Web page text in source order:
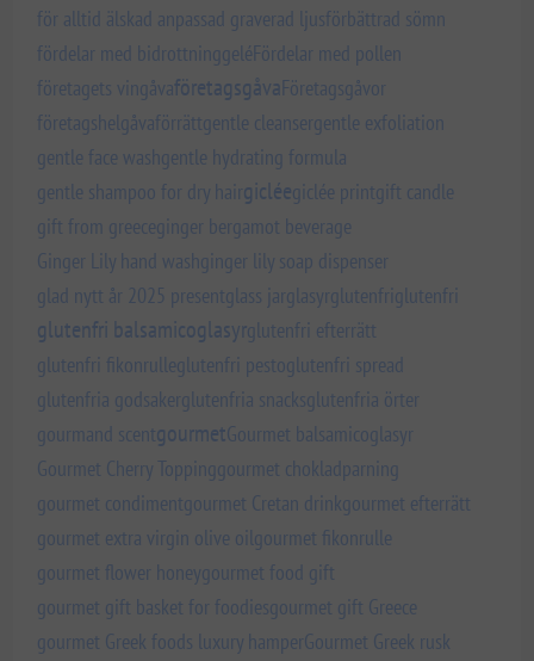
för alltid älskad anpassad graverad ljusförbättrad sömn
fördelar med bidrottninggeléFördelar med pollen
företagets vingåvaföretagsgåvaFöretagsgåvor
företagshelgåvaförrättgentle cleansergentle exfoliation
gentle face washgentle hydrating formula
gentle shampoo for dry hairgicléegiclée printgift candle
gift from greeceginger bergamot beverage
Ginger Lily hand washginger lily soap dispenser
glad nytt år 2025 presentglass jarglasyrglutenfri glutenfri
glutenfri balsamicoglasyrglutenfri efterrätt
glutenfri fikonrulleglutenfri pestoglutenfri spread
glutenfria godsakerglutenfria snacksglutenfria örter
gourmand scentgourmetGourmet balsamicoglasyr
Gourmet Cherry Toppinggourmet chokladparning
gourmet condimentgourmet Cretan drinkgourmet efterrätt
gourmet extra virgin olive oilgourmet fikonrulle
gourmet flower honeygourmet food gift
gourmet gift basket for foodiesgourmet gift Greece
gourmet Greek foods luxury hamperGourmet Greek rusk